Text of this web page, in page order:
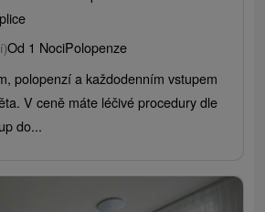
Od 1 NociPolopenze
polopenzí a každodenním vstupem
V ceně máte léčivé procedury dle
do...